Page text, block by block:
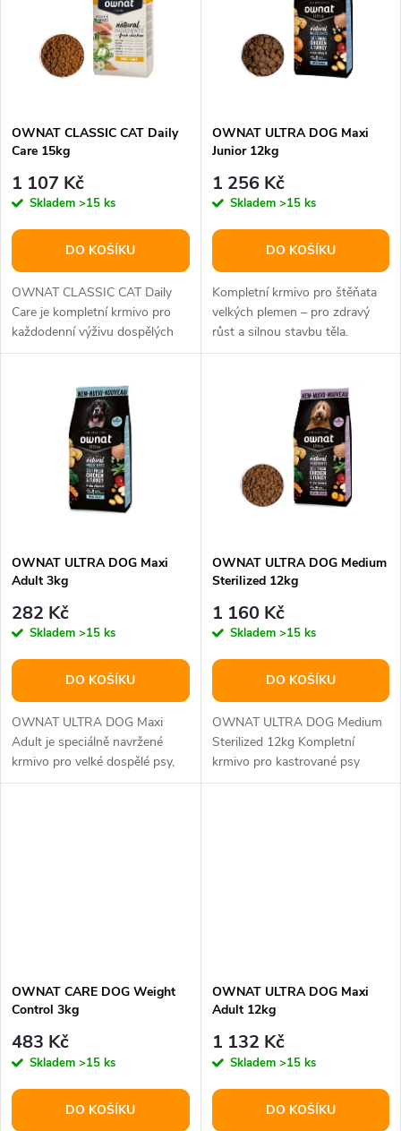
p
r
o
d
u
s
p
r
o
d
u
OWNAT CLASSIC CAT Daily
Care 15kg
1 107 Kč
Skladem >15 ks
DO KOŠÍKU
OWNAT CLASSIC CAT Daily
Care je kompletní krmivo pro
každodenní výživu dospělých
koček. Toto krmivo je navrženo
OWNAT ULTRA DOG Maxi
Junior 12kg
1 256 Kč
Skladem >15 ks
DO KOŠÍKU
Kompletní krmivo pro štěňata
velkých plemen – pro zdravý
růst a silnou stavbu těla.
Ownat Ultra Maxi Junior je...
OWNAT ULTRA DOG Maxi
Adult 3kg
282 Kč
Skladem >15 ks
DO KOŠÍKU
OWNAT ULTRA DOG Maxi
Adult je speciálně navržené
krmivo pro velké dospělé psy,
které potřebují vyváženou
OWNAT ULTRA DOG Medium
Sterilized 12kg
1 160 Kč
Skladem >15 ks
DO KOŠÍKU
OWNAT ULTRA DOG Medium
Sterilized 12kg Kompletní
krmivo pro kastrované psy
středních plemen – podpora
OWNAT CARE DOG Weight
Control 3kg
483 Kč
Skladem >15 ks
DO KOŠÍKU
OWNAT ULTRA DOG Maxi
Adult 12kg
1 132 Kč
Skladem >15 ks
DO KOŠÍKU